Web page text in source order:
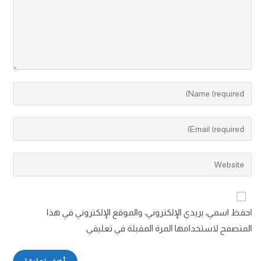
احفظ اسمي، بريدي الإلكتروني، والموقع الإلكتروني في هذا
المتصفح لاستخدامها المرة المقبلة في تعليقي.